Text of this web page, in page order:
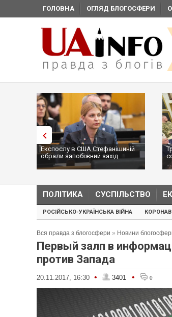
ГОЛОВНА ОГЛЯД БЛОГОСФЕРИ
Експослу в США Стефанішиній
обрали запобіжний захід
...
ПОЛІТИКА СУСПІЛЬСТВО
РОСІЙСЬКО-УКРАЇНСЬКА ВІЙНА
Вся правда з блогосфери » Новини
Первый залп в
против Запада
20.11.2017, 16:30 • 3401 • 0